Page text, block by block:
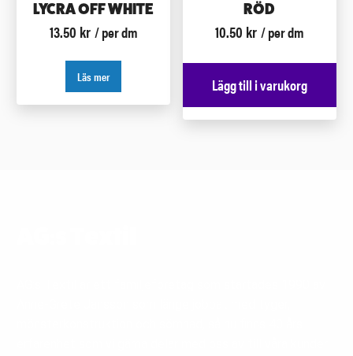
LYCRA OFF WHITE
13.50 kr / per dm
Läs mer
RÖD
10.50 kr / per dm
Lägg till i varukorg